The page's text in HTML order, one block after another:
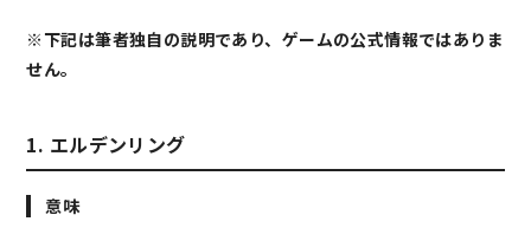
※下記は筆者独自の説明であり、ゲームの公式情報ではありま
せん。
1. エルデンリング
意味